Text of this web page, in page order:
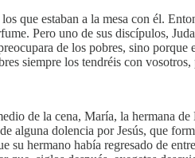
que estaban a la mesa con él.
Pero uno de sus discípulos,
de los pobres, sino
siempre los tendréis con
de la cena, María, la hermana
alguna dolencia por Jesús, que
hermano había regresado de